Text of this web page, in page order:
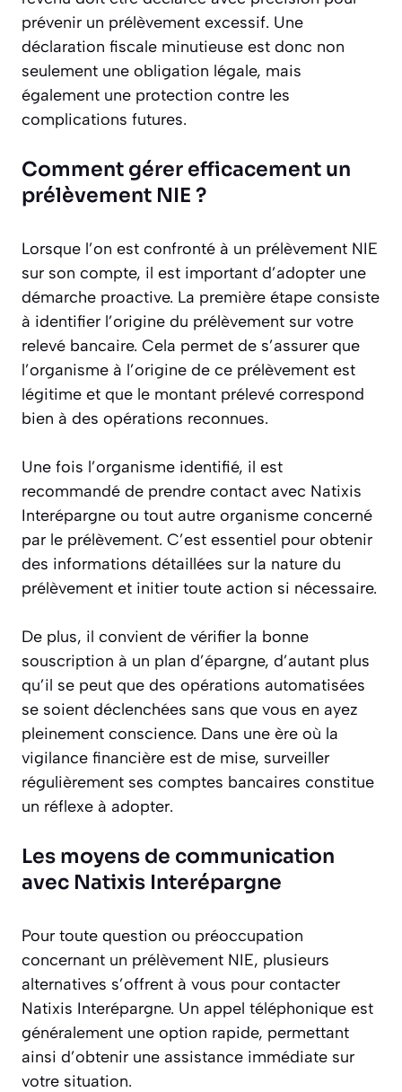
prévenir un prélèvement excessif. Une
déclaration fiscale minutieuse est donc non
seulement une obligation légale, mais
également une protection contre les
complications futures.
Comment gérer efficacement un
prélèvement NIE ?
Lorsque l’on est confronté à un prélèvement NIE
sur son compte, il est important d’adopter une
démarche proactive. La première étape consiste
à identifier l’origine du prélèvement sur votre
relevé bancaire. Cela permet de s’assurer que
l’organisme à l’origine de ce prélèvement est
légitime et que le montant prélevé correspond
bien à des opérations reconnues.
Une fois l’organisme identifié, il est
recommandé de prendre contact avec Natixis
Interépargne ou tout autre organisme concerné
par le prélèvement. C’est essentiel pour obtenir
des informations détaillées sur la nature du
prélèvement et initier toute action si nécessaire.
De plus, il convient de vérifier la bonne
souscription à un plan d’épargne, d’autant plus
qu’il se peut que des opérations automatisées
se soient déclenchées sans que vous en ayez
pleinement conscience. Dans une ère où la
vigilance financière est de mise, surveiller
régulièrement ses comptes bancaires constitue
un réflexe à adopter.
Les moyens de communication
avec Natixis Interépargne
Pour toute question ou préoccupation
concernant un prélèvement NIE, plusieurs
alternatives s’offrent à vous pour contacter
Natixis Interépargne. Un appel téléphonique est
généralement une option rapide, permettant
ainsi d’obtenir une assistance immédiate sur
votre situation.